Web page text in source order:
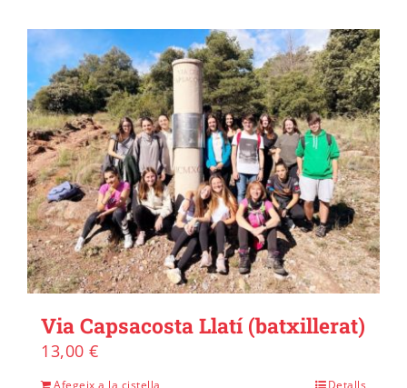
Via Capsacosta Llatí (batxillerat)
13,00 €
Afegeix a la cistella Detalls